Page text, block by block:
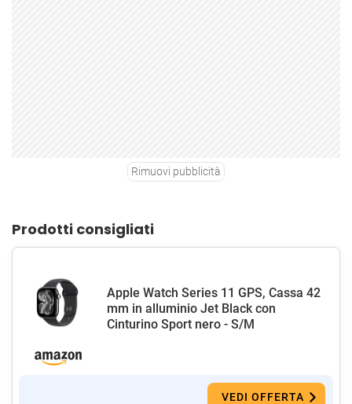
Rimuovi pubblicità
Prodotti consigliati
Apple Watch Series 11 GPS, Cassa 42
mm in alluminio Jet Black con
Cinturino Sport nero - S/M
VEDI OFFERTA